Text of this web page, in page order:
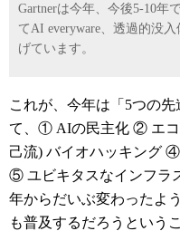
Gartnerは今年、今後5-10年
てAI everyware、透過的没
げています。
これが、今年は「5つの
て、① AIの民主化 ② エ
己流) バイオハッキング
⑤ ユビキタスなインフラ
年からだいぶ変わったよ
も普及するだろうとい